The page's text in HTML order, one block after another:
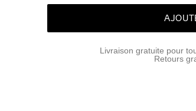
Livraison gratuite pour
Retours